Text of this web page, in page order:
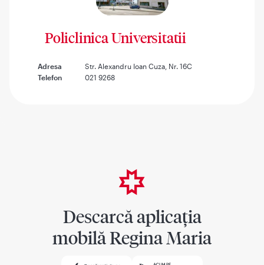
Policlinica Universitatii
Adresa
Str. Alexandru Ioan Cuza, Nr. 16C
Telefon
021 9268
Descarcă aplicația
mobilă Regina Maria